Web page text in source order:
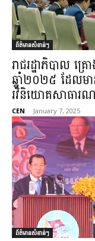
ព័ត៌មានសំខាន់ៗ
រាជរដ្ឋាភិបាល
ឆ្នាំ២០២៥ ដែលម
រវិនិយោគសាធារ
CEN - January 7, 2025
ព័ត៌មានសំខាន់ៗ